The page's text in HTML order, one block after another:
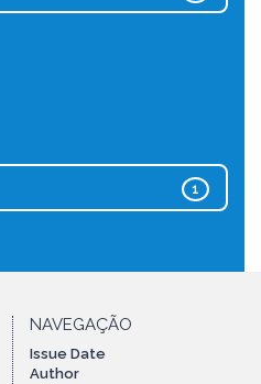
1
NAVEGAÇÃO
Issue Date
Author